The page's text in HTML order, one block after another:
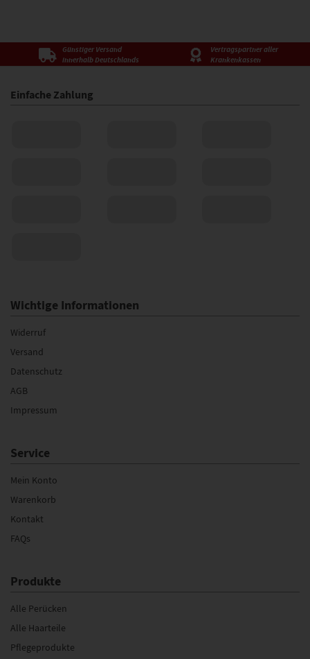
Günstiger Versand
innerhalb Deutschlands
Vertragspartner aller
Krankenkassen
Einfache Zahlung
Wichtige Informationen
Widerruf
Versand
Datenschutz
AGB
Impressum
Service
Mein Konto
Warenkorb
Kontakt
FAQs
Produkte
Alle Perücken
Alle Haarteile
Pflegeprodukte